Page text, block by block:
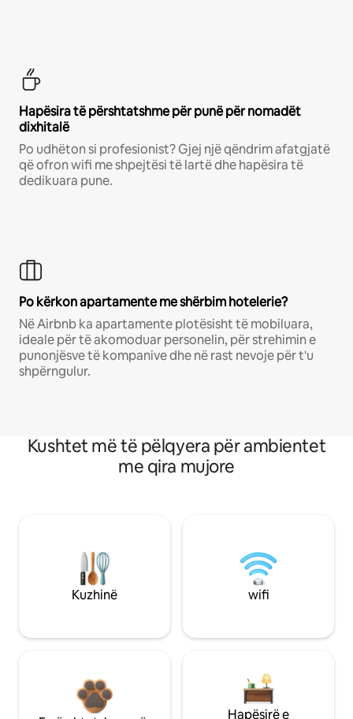
Hapësira të përshtatshme për punë për nomadët
dixhitalë
Po udhëton si profesionist? Gjej një qëndrim afatgjatë
që ofron wifi me shpejtësi të lartë dhe hapësira të
dedikuara pune.
Po kërkon apartamente me shërbim hotelerie?
Në Airbnb ka apartamente plotësisht të mobiluara,
ideale për të akomoduar personelin, për strehimin e
punonjësve të kompanive dhe në rast nevoje për t'u
shpërngulur.
Kushtet më të pëlqyera për ambientet
me qira mujore
Kuzhinë wifi
Hapësirë e